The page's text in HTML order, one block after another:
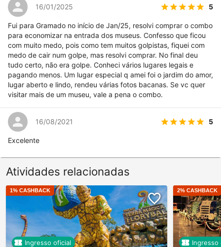
16/01/2025 5
Fui para Gramado no início de Jan/25, resolvi comprar o combo
para economizar na entrada dos museus. Confesso que ficou
com muito medo, pois como tem muitos golpistas, fiquei com
medo de cair num golpe, mas resolvi comprar. No final deu
tudo certo, não era golpe. Conheci vários lugares legais e
pagando menos. Um lugar especial q amei foi o jardim do amor,
lugar aberto e lindo, rendeu várias fotos bacanas. Se vc quer
visitar mais de um museu, vale a pena o combo.
16/08/2021 5
Excelente
Atividades relacionadas
1% CASHBACK
Ingresso oficial
2% CASHBACK
Ingresso